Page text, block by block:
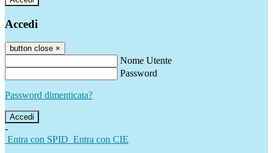
Accedi
button close ×
Nome Utente
Password
Password dimenticata?
-
Entra con SPID Entra con CIE